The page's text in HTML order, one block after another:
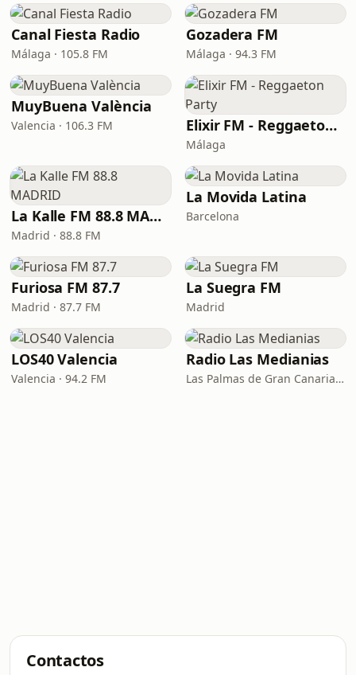
Canal Fiesta Radio
Málaga · 105.8 FM
Gozadera FM
Málaga · 94.3 FM
MuyBuena València
Valencia · 106.3 FM Elixir FM - Reggaeton Party
Málaga
La Kalle FM 88.8 MADRID
Madrid · 88.8 FM
La Movida Latina
Barcelona
Furiosa FM 87.7
Madrid · 87.7 FM
La Suegra FM
Madrid
LOS40 Valencia
Valencia · 94.2 FM
Radio Las Medianias
Las Palmas de Gran Canaria · 92.2 FM, 100.2 FM, 98.7 FM
Contactos